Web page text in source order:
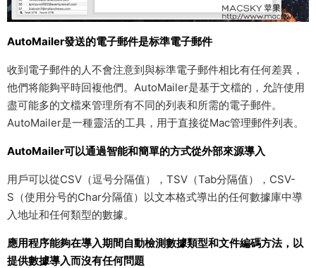
AutoMailer發送的電子郵件是标準電子郵件
收到電子郵件的人不會注意到與标準電子郵件相比有任何差異，
他們将能夠平時回複他們。AutoMailer是基于文檔的，允許使用
盡可能多的文檔來管理所有不同的列表和所需的電子郵件。
AutoMailer是一種靈活的工具，用于直接從Mac管理郵件列表。
AutoMailer可以通過智能和簡單的方式從外部來源導入
用戶可以從CSV（逗号分隔值），TSV（Tab分隔值），CSV-
S（使用分号的Char分隔值）以文本格式導出的任何數據庫中導
入地址和任何類型的數據。
應用程序能夠在導入期間自動檢測數據類型和文件編碼方法，以
提供數據導入而沒有任何問題